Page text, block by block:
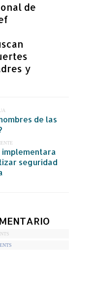
de
y
de las
implementara
seguridad